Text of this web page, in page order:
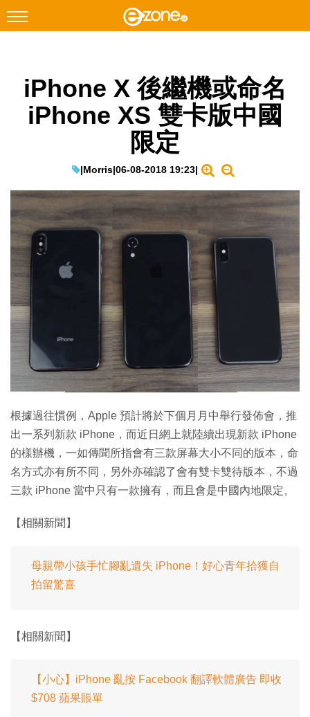
Facebook Instagram
科技焦點
教學評測
EduTech
IT Times
生成式AI與雲端應用
Enterprise Digital Transformation
特集
iPhone X 後繼機或命名
iPhone XS 雙卡版中國
限定
|Morris|06-08-2018 19:23|
根據過往慣例，Apple 預計將於下個月月中舉行發佈會，推
出一系列新款 iPhone，而近日網上就陸續出現新款 iPhone
的樣辦機，一如傳聞所指會有三款屏幕大小不同的版本，命
名方式亦有所不同，另外亦確認了會有雙卡雙待版本，不過
三款 iPhone 當中只有一款擁有，而且會是中國內地限定。
【相關新聞】
母親帶小孩手忙腳亂遺失 iPhone！好心青年拾獲自
拍留驚喜
【相關新聞】
【小心】iPhone 亂按 Facebook 翻譯軟體廣告 即收
$708 蘋果賬單